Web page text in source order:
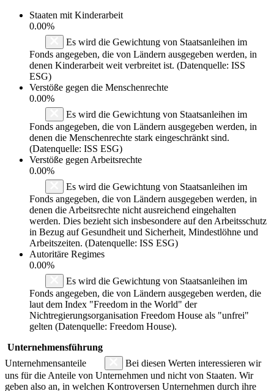
Staaten mit Kinderarbeit
0.00%
Es wird die Gewichtung von Staatsanleihen im
Fonds angegeben, die von Ländern ausgegeben werden, in
denen Kinderarbeit weit verbreitet ist. (Datenquelle: ISS
ESG)
Verstöße gegen die Menschenrechte
0.00%
Es wird die Gewichtung von Staatsanleihen im
Fonds angegeben, die von Ländern ausgegeben werden, in
denen die Menschenrechte stark eingeschränkt sind.
(Datenquelle: ISS ESG)
Verstöße gegen Arbeitsrechte
0.00%
Es wird die Gewichtung von Staatsanleihen im
Fonds angegeben, die von Ländern ausgegeben werden, in
denen die Arbeitsrechte nicht ausreichend eingehalten
werden. Dies bezieht sich insbesondere auf den Arbeitsschutz
in Bezug auf Gesundheit und Sicherheit, Mindestlöhne und
Arbeitszeiten. (Datenquelle: ISS ESG)
Autoritäre Regimes
0.00%
Es wird die Gewichtung von Staatsanleihen im
Fonds angegeben, die von Ländern ausgegeben werden, die
laut dem Index "Freedom in the World" der
Nichtregierungsorganisation Freedom House als "unfrei"
gelten (Datenquelle: Freedom House).
Unternehmensführung
Unternehmensanteile
Bei diesen Werten interessieren wir
uns für die Anteile von Unternehmen und nicht von Staaten. Wir
geben also an, in welchen Kontroversen Unternehmen durch ihre